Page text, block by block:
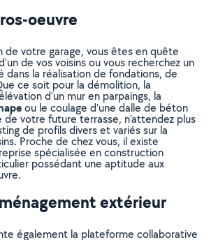
oeuvre
de votre garage, vous êtes en quête
de vos voisins ou vous recherchez un
dans la réalisation de fondations, de
ce soit pour la démolition, la
d’un mur en parpaings, la
ou le coulage d’une dalle de béton
de votre future terrasse, n’attendez plus
de profils divers et variés sur la
Proche de chez vous, il existe
spécialisée en construction
possédant une aptitude aux
extérieur
également la plateforme collaborative